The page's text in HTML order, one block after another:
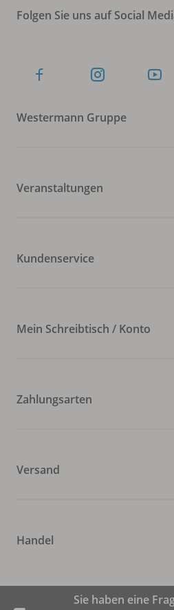
Folgen Sie uns auf Social
Westermann Gruppe
Veranstaltungen
Kundenservice
Mein Schreibtisch / Konto
Zahlungsarten
Versand
Handel
Sie haben eine